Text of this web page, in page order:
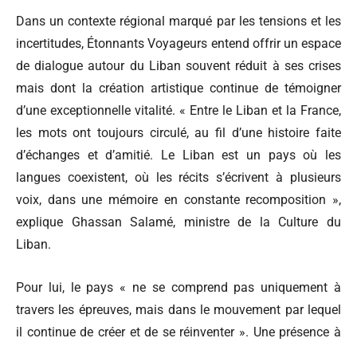
Dans un contexte régional marqué par les tensions et les
incertitudes, Étonnants Voyageurs entend offrir un espace
de dialogue autour du Liban souvent réduit à ses crises
mais dont la création artistique continue de témoigner
d’une exceptionnelle vitalité. « Entre le Liban et la France,
les mots ont toujours circulé, au fil d’une histoire faite
d’échanges et d’amitié. Le Liban est un pays où les
langues coexistent, où les récits s’écrivent à plusieurs
voix, dans une mémoire en constante recomposition »,
explique Ghassan Salamé, ministre de la Culture du
Liban.
Pour lui, le pays « ne se comprend pas uniquement à
travers les épreuves, mais dans le mouvement par lequel
il continue de créer et de se réinventer ». Une présence à